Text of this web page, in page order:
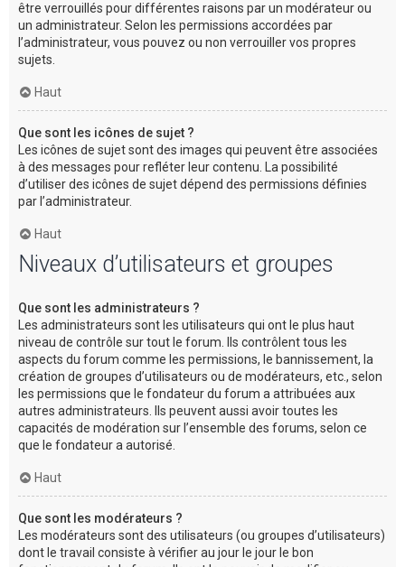
être verrouillés pour différentes raisons par un modérateur ou
un administrateur. Selon les permissions accordées par
l’administrateur, vous pouvez ou non verrouiller vos propres
sujets.
Haut
Que sont les icônes de sujet ?
Les icônes de sujet sont des images qui peuvent être associées
à des messages pour refléter leur contenu. La possibilité
d’utiliser des icônes de sujet dépend des permissions définies
par l’administrateur.
Haut
Niveaux d’utilisateurs et groupes
Que sont les administrateurs ?
Les administrateurs sont les utilisateurs qui ont le plus haut
niveau de contrôle sur tout le forum. Ils contrôlent tous les
aspects du forum comme les permissions, le bannissement, la
création de groupes d’utilisateurs ou de modérateurs, etc., selon
les permissions que le fondateur du forum a attribuées aux
autres administrateurs. Ils peuvent aussi avoir toutes les
capacités de modération sur l’ensemble des forums, selon ce
que le fondateur a autorisé.
Haut
Que sont les modérateurs ?
Les modérateurs sont des utilisateurs (ou groupes d’utilisateurs)
dont le travail consiste à vérifier au jour le jour le bon